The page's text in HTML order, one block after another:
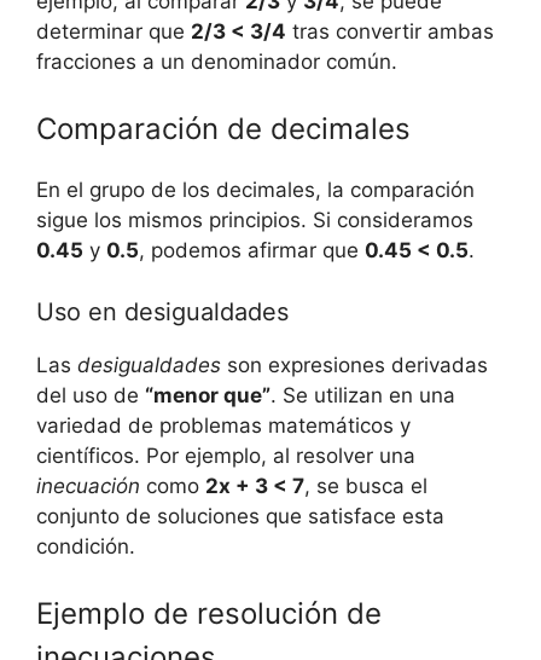
determinar que 2/3 < 3/4 tras convertir ambas
fracciones a un denominador común.
Comparación de decimales
En el grupo de los decimales, la comparación
sigue los mismos principios. Si consideramos
0.45 y 0.5, podemos afirmar que 0.45 < 0.5.
Uso en desigualdades
Las desigualdades son expresiones derivadas
del uso de “menor que”. Se utilizan en una
variedad de problemas matemáticos y
científicos. Por ejemplo, al resolver una
inecuación como 2x + 3 < 7, se busca el
conjunto de soluciones que satisface esta
condición.
Ejemplo de resolución de